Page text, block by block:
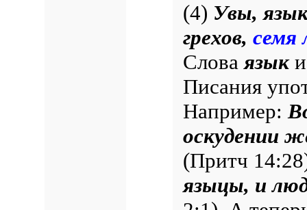
(4) Увы,
грехов, семя
Словаязык
Писания
Например:
оскудении
(Притч
языцы, и